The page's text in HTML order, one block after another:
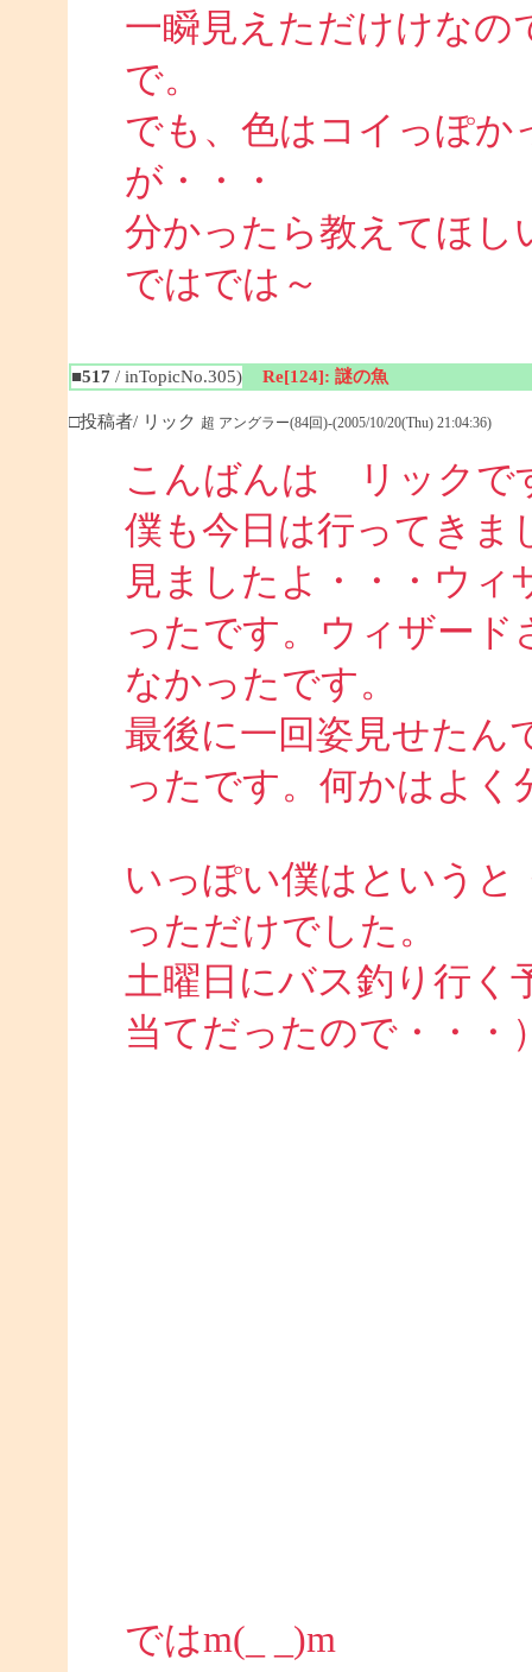
一瞬見えただけけなの
で。
でも、色はコイっぽ
が・・・
分かったら教えてほし
ではでは～
■517 / inTopicNo.305) Re[124]: 謎の魚
□投稿者/ リック 超 アングラー(84回)-(2005/10/20(Thu) 21:04:36)
こんばんは リックで
僕も今日は行ってきま
見ましたよ・・・ウ
ったです。ウィザー
なかったです。
最後に一回姿見せたん
ったです。何かはよ
いっぽい僕はというと
っただけでした。
土曜日にバス釣り行く
当てだったので・・・
ではm(_ _)m